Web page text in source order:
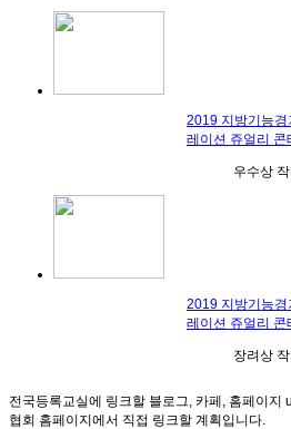
2019 지방기능경
레이션 쥬얼리 콘
우수상 작
2019 지방기능경
레이션 쥬얼리 콘
장려상 작
전국등록교실에 링크할 블로그, 카페, 홈페이지
협회 홈페이지에서 직접 링크할 계획입니다.